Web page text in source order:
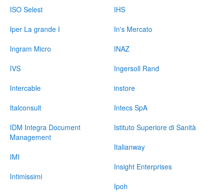
ISO Selest
Iper La grande I
Ingram Micro
IVS
Intercable
Italconsult
IDM Integra Document
Management
IMI
Intimissimi
IHS
In's Mercato
INAZ
Ingersoll Rand
instore
Intecs SpA
Istituto Superiore di Sanità
Italianway
Insight Enterprises
Ipoh